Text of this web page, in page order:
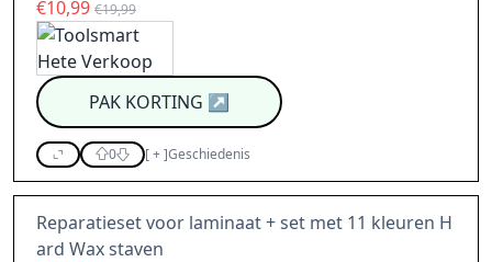
€10,99 €19,99
PAK KORTING ↗
0 [+]Geschiedenis
Reparatieset voor laminaat + set met 11 kleuren H
ard Wax staven